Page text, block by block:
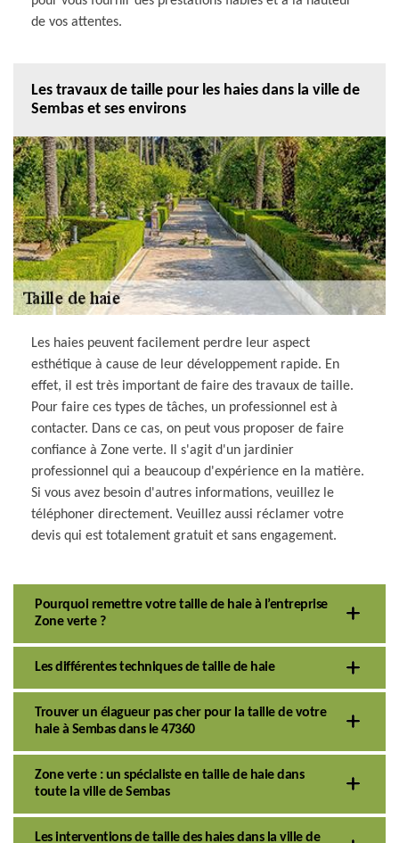
de vos attentes.
Les travaux de taille pour les haies dans la ville de
Sembas et ses environs
Les haies peuvent facilement perdre leur aspect
esthétique à cause de leur développement rapide. En
effet, il est très important de faire des travaux de taille.
Pour faire ces types de tâches, un professionnel est à
contacter. Dans ce cas, on peut vous proposer de faire
confiance à Zone verte. Il s'agit d'un jardinier
professionnel qui a beaucoup d'expérience en la matière.
Si vous avez besoin d'autres informations, veuillez le
téléphoner directement. Veuillez aussi réclamer votre
devis qui est totalement gratuit et sans engagement.
Pourquoi remettre votre taille de haie à l’entreprise
Zone verte ?
Les différentes techniques de taille de haie
Trouver un élagueur pas cher pour la taille de votre
haie à Sembas dans le 47360
Zone verte : un spécialiste en taille de haie dans
toute la ville de Sembas
Les interventions de taille des haies dans la ville de